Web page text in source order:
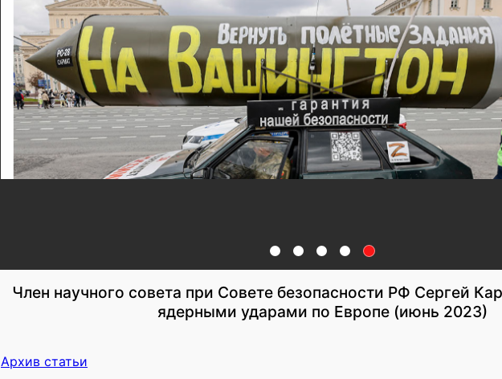
Член научного совета при Совете безопасности РФ Сергей
ядерными ударами по Европе (июнь 2023)
Архив статьи